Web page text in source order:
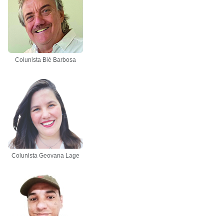
Colunista Bié Barbosa
Colunista Geovana Lage